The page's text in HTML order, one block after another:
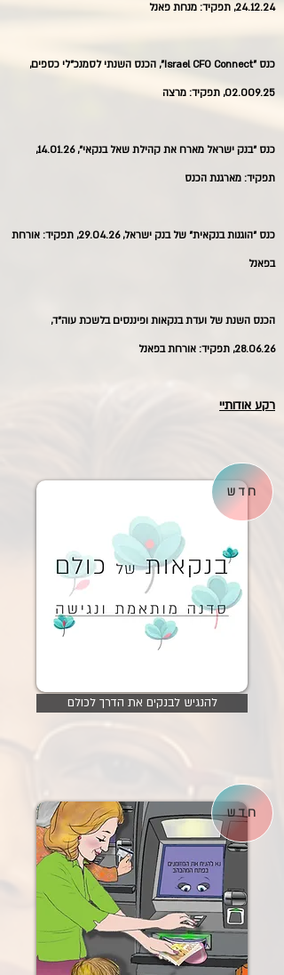
24.12.24, תפקיד: מנחת פאנל
כנס "Israel CFO Connect", הכנס השנתי לסמנכ״לי כספים,
02.009.25, תפקיד: מרצה
כנס ״בנק ישראל מארח את קהילת שאל בנקאי״, 14.01.26,
תפקיד: מארגנת הכנס
כנס ״הוגנות בנקאית״ של בנק ישראל, 29.04.26, תפקיד: אורחת
בפאנל
הכנס השנת של ועדת בנקאות ופיננסים בלשכת עוה״ד,
28.06.26, תפקיד: אורחת בפאנל
רקע אודותיי
חדש
להנגיש לבנקים את הדרך לכולם
חדש